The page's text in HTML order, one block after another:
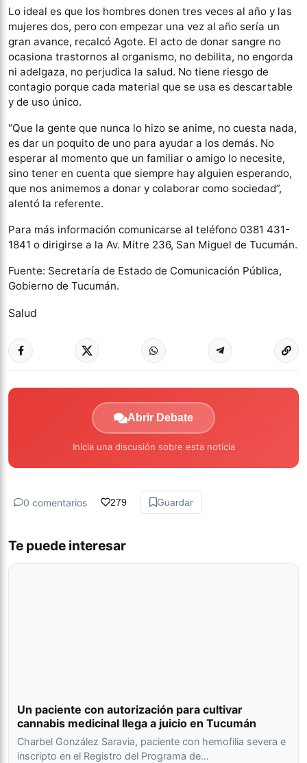
Lo ideal es que los hombres donen tres veces al año y las
mujeres dos, pero con empezar una vez al año sería un
gran avance, recalcó Agote. El acto de donar sangre no
ocasiona trastornos al organismo, no debilita, no engorda
ni adelgaza, no perjudica la salud. No tiene riesgo de
contagio porque cada material que se usa es descartable
y de uso único.
“Que la gente que nunca lo hizo se anime, no cuesta nada,
es dar un poquito de uno para ayudar a los demás. No
esperar al momento que un familiar o amigo lo necesite,
sino tener en cuenta que siempre hay alguien esperando,
que nos animemos a donar y colaborar como sociedad”,
alentó la referente.
Para más información comunicarse al teléfono 0381 431-
1841 o dirigirse a la Av. Mitre 236, San Miguel de Tucumán.
Fuente: Secretaría de Estado de Comunicación Pública,
Gobierno de Tucumán.
Salud
Abrir Debate
Inicia una discusión sobre esta noticia
0 comentarios 279 Guardar
Te puede interesar
Un paciente con autorización para cultivar
cannabis medicinal llega a juicio en Tucumán
Charbel González Saravia, paciente con hemofilia severa e
inscripto en el Registro del Programa de…